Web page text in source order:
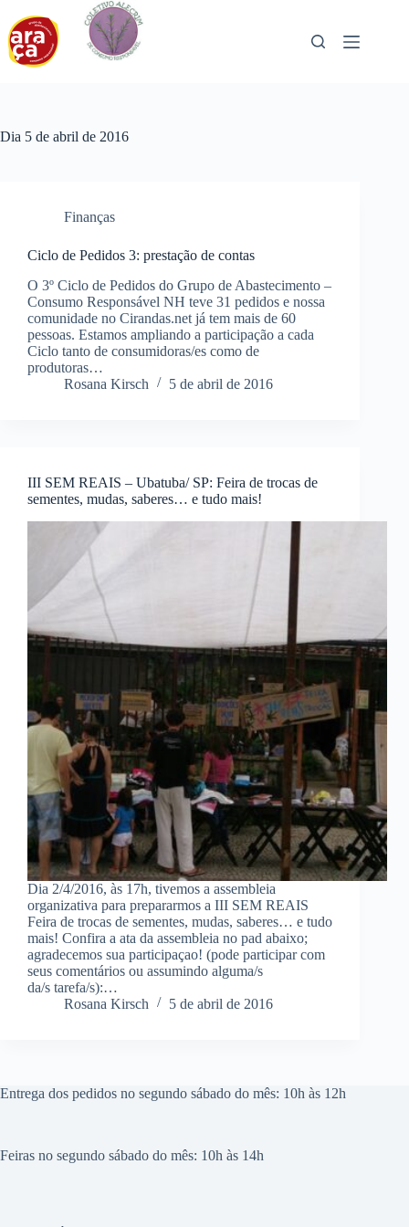
para
conteúdo
Dia 5 de abril de 2016
Finanças
Ciclo de Pedidos 3: prestação de contas
O 3º Ciclo de Pedidos do Grupo de Abastecimento –
Consumo Responsável NH teve 31 pedidos e nossa
comunidade no Cirandas.net já tem mais de 60
pessoas. Estamos ampliando a participação a cada
Ciclo tanto de consumidoras/es como de
produtoras…
Rosana Kirsch
5 de abril de 2016
III SEM REAIS – Ubatuba/ SP: Feira de trocas de
sementes, mudas, saberes… e tudo mais!
Dia 2/4/2016, às 17h, tivemos a assembleia
organizativa para prepararmos a III SEM REAIS
Feira de trocas de sementes, mudas, saberes… e tudo
mais! Confira a ata da assembleia no pad abaixo;
agradecemos sua participaçao! (pode participar com
seus comentários ou assumindo alguma/s
da/s tarefa/s):…
Rosana Kirsch
5 de abril de 2016
Entrega dos pedidos no segundo sábado do mês: 10h às 12h
Feiras no segundo sábado do mês: 10h às 14h